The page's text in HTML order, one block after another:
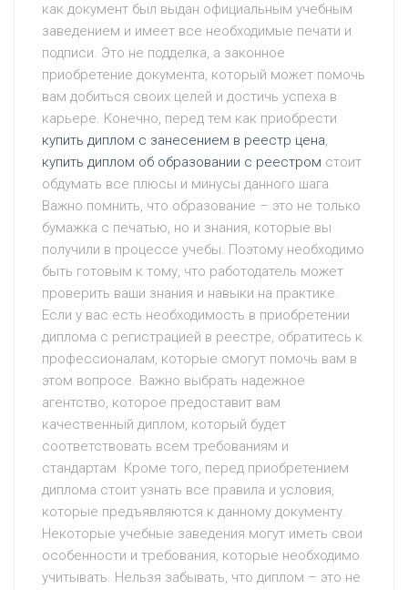
как документ был выдан официальным учебным
заведением и имеет все необходимые печати и
подписи. Это не подделка, а законное
приобретение документа, который может помочь
вам добиться своих целей и достичь успеха в
карьере. Конечно, перед тем как приобрести
купить диплом с занесением в реестр цена,
купить диплом об образовании с реестром стоит
обдумать все плюсы и минусы данного шага.
Важно помнить, что образование – это не только
бумажка с печатью, но и знания, которые вы
получили в процессе учебы. Поэтому необходимо
быть готовым к тому, что работодатель может
проверить ваши знания и навыки на практике.
Если у вас есть необходимость в приобретении
диплома с регистрацией в реестре, обратитесь к
профессионалам, которые смогут помочь вам в
этом вопросе. Важно выбрать надежное
агентство, которое предоставит вам
качественный диплом, который будет
соответствовать всем требованиям и
стандартам. Кроме того, перед приобретением
диплома стоит узнать все правила и условия,
которые предъявляются к данному документу.
Некоторые учебные заведения могут иметь свои
особенности и требования, которые необходимо
учитывать. Нельзя забывать, что диплом – это не